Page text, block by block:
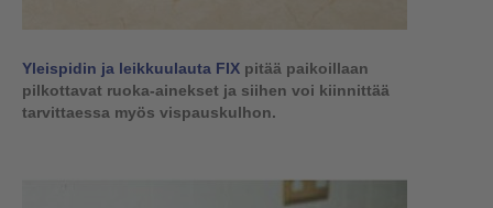
Yleispidin ja leikkuulauta FIX pitää paikoillaan
pilkottavat ruoka-ainekset ja siihen voi kiinnittää
tarvittaessa myös vispauskulhon.